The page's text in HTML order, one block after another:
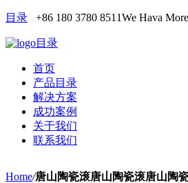
目录 +86 180 3780 8511We Hava
目录
首页
产品目录
解决方案
成功案例
关于我们
联系我们
Home/唐山陶瓷滚唐山陶瓷滚唐山陶